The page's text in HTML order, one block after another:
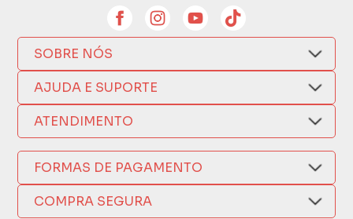
SOBRE NÓS
Quem Somos
Compra Segura
Como Comprar
Nossas Lojas
Política de Privacidade
AJUDA E SUPORTE
Nosso Aplicativo
Trocas e Devoluções
Formas de Pagamento
Fretes e Entregas
Fabricantes
Termos de Compra e Venda
ATENDIMENTO
(17) 3209-9595
sacweb@lojaslivia.com.br
FORMAS DE PAGAMENTO
COMPRA SEGURA